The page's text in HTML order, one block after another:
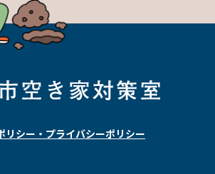
リシー・プライバシーポリシー